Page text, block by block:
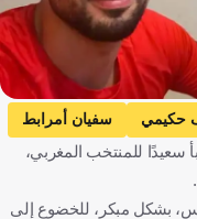
حكيمي
سفيان أمرابط
قدم للمنتخب المغربي،
بشكل مبكر، للخضوع إلى